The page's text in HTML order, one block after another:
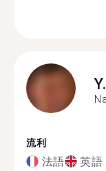
Y.
流利
法語 英語